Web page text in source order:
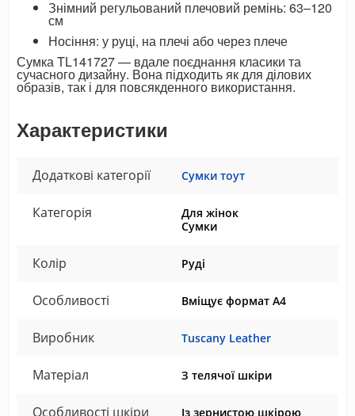
Знімний регульований плечовий ремінь: 63–120
см
Носіння: у руці, на плечі або через плече
Сумка TL141727 — вдале поєднання класики та
сучасного дизайну. Вона підходить як для ділових
образів, так і для повсякденного використання.
Характеристики
Додаткові категорії Сумки тоут
Категорія
Для жінок
Сумки
Колір Руді
Особливості Вміщує формат А4
Виробник Tuscany Leather
Матеріал З телячої шкіри
Особливості шкіри Із зернистою шкірою